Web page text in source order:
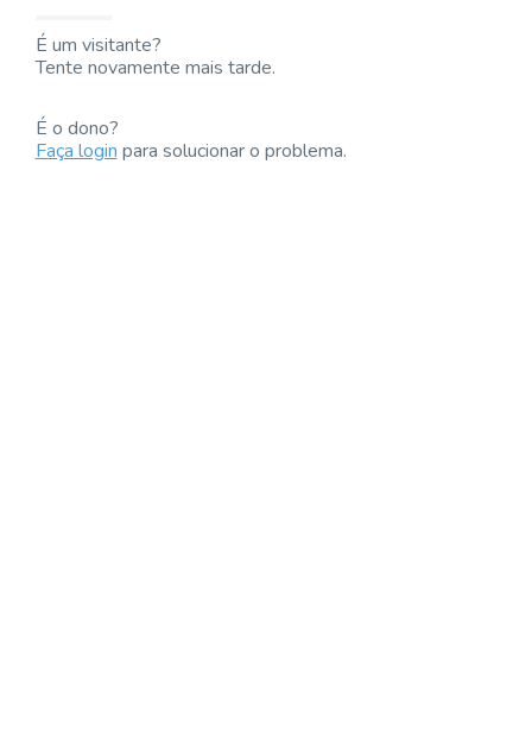
É um visitante?
Tente novamente mais tarde.
É o dono?
Faça loginpara solucionar o problema.